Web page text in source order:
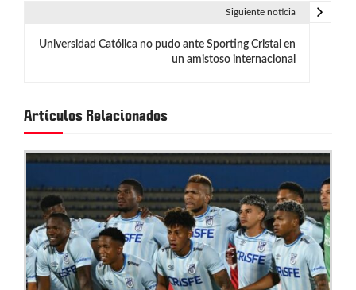
i
ó
n
d
e
e
Siguiente noticia
Universidad Católica no pudo ante Sporting Cristal en
un amistoso internacional
Artículos Relacionados